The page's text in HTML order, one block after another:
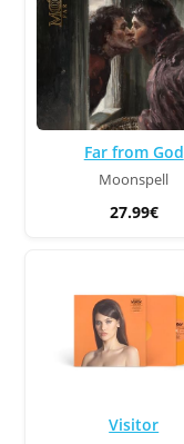
Far from God
Moonspell
27.99€
Visitor